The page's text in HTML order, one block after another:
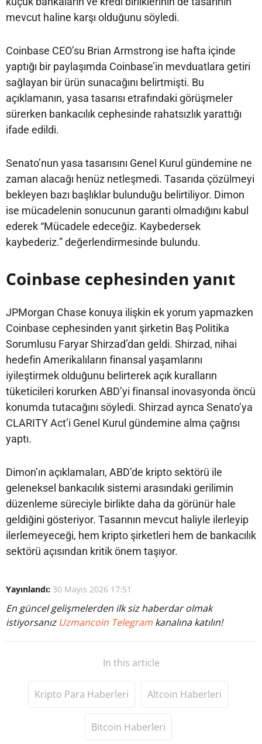
mevcut haline karşı olduğunu söyledi.
Coinbase CEO’su Brian Armstrong ise hafta içinde
yaptığı bir paylaşımda Coinbase’in mevduatlara getiri
sağlayan bir ürün sunacağını belirtmişti. Bu
açıklamanın, yasa tasarısı etrafındaki görüşmeler
sürerken bankacılık cephesinde rahatsızlık yarattığı
ifade edildi.
Senato’nun yasa tasarısını Genel Kurul gündemine ne
zaman alacağı henüz netleşmedi. Tasarıda çözülmeyi
bekleyen bazı başlıklar bulunduğu belirtiliyor. Dimon
ise mücadelenin sonucunun garanti olmadığını kabul
ederek “Mücadele edeceğiz. Kaybedersek
kaybederiz.” değerlendirmesinde bulundu.
Coinbase cephesinden yanıt
JPMorgan Chase konuya ilişkin ek yorum yapmazken
Coinbase cephesinden yanıt şirketin Baş Politika
Sorumlusu Faryar Shirzad’dan geldi. Shirzad, nihai
hedefin Amerikalıların finansal yaşamlarını
iyileştirmek olduğunu belirterek açık kuralların
tüketicileri korurken ABD’yi finansal inovasyonda öncü
konumda tutacağını söyledi. Shirzad ayrıca Senato’ya
CLARITY Act’i Genel Kurul gündemine alma çağrısı
yaptı.
Dimon’ın açıklamaları, ABD’de kripto sektörü ile
geleneksel bankacılık sistemi arasındaki gerilimin
düzenleme süreciyle birlikte daha da görünür hale
geldiğini gösteriyor. Tasarının mevcut haliyle ilerleyip
ilerlemeyeceği, hem kripto şirketleri hem de bankacılık
sektörü açısından kritik önem taşıyor.
Yayınlandı: 30 Mayıs 2026 17:51
En güncel gelişmelerden ilk siz haberdar olmak
istiyorsanız Uzmancoin Telegram kanalına katılın!
In this article
Kripto Para Haberleri Altcoin Haberleri
Bitcoin Haberleri